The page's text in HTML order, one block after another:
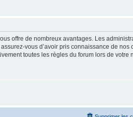
offre de nombreux avantages. Les
vous d’avoir pris connaissance de nos
toutes les règles du forum lors de votre